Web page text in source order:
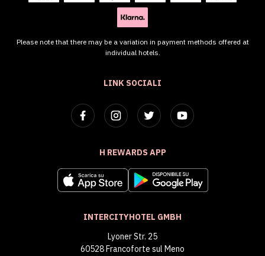
LINK SOCIALI
H REWARDS APP
INTERCITYHOTEL GMBH
Lyoner Str. 25
60528 Francoforte sul Meno
Please note that there may be a variation in payment methods offered at
individual hotels.